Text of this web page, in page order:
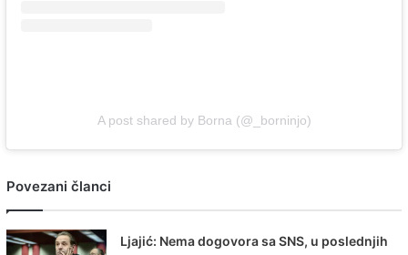
A post shared by Borna (@_borninjo)
Povezani članci
Ljajić: Nema dogovora sa SNS, u poslednjih